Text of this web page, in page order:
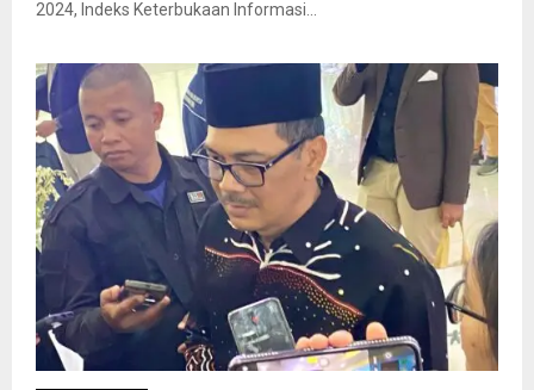
2024, Indeks Keterbukaan Informasi...